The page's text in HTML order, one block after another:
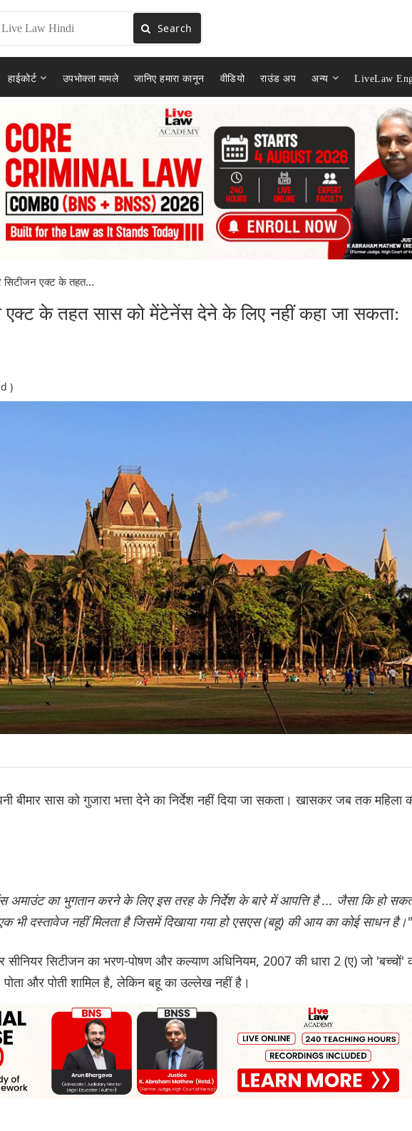
Search
हाईकोर्ट उपभोक्ता मामले जानिए हमारा कानून वीडियो राउंड अप अन्य LiveLaw
सिटीजन एक्ट के तहत...
एक्ट के तहत सास को मेंटेनेंस देने के लिए नहीं कहा जा सकता:
)
बीमार सास को गुजारा भत्ता देने का निर्देश नहीं दिया जा सकता। खासकर जब तक महिला
का भुगतान करने के लिए इस तरह के निर्देश के बारे में आपत्ति है ... जैसा कि हो
भी दस्तावेज नहीं मिलता है जिसमें दिखाया गया हो एसएस (बहू) की आय का कोई साधन है।"
सीनियर सिटीजन का भरण-पोषण और कल्याण अधिनियम, 2007 की धारा 2 (ए) जो 'बच्चों'
पोता और पोती शामिल है, लेकिन बहू का उल्लेख नहीं है।